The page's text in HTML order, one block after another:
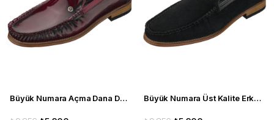
Büyük Numara Açma Dana Derisi Üst Kalite Erkek Ayakkabı - NV02 Bordo Açma Büyük Numara Üst Kalite Erkek Klasik Ayakkabı - NV02 Siyah süet